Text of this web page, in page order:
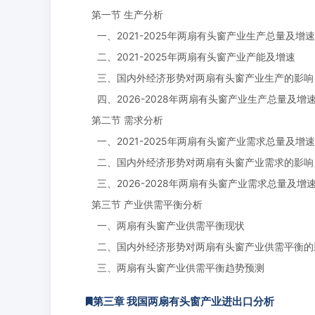
第一节 生产分析
一、2021-2025年两扇有头窗产业生产总量及增速
二、2021-2025年两扇有头窗产业产能及增速
三、国内外经济形势对两扇有头窗产业生产的影响
四、2026-2028年两扇有头窗产业生产总量及增
第二节 需求分析
一、2021-2025年两扇有头窗产业需求总量及增速
二、国内外经济形势对两扇有头窗产业需求的影响
三、2026-2028年两扇有头窗产业需求总量及增
第三节 产业供需平衡分析
一、两扇有头窗产业供需平衡现状
二、国内外经济形势对两扇有头窗产业供需平衡的
三、两扇有头窗产业供需平衡趋势预测
第三章 我国两扇有头窗产业进出口分析